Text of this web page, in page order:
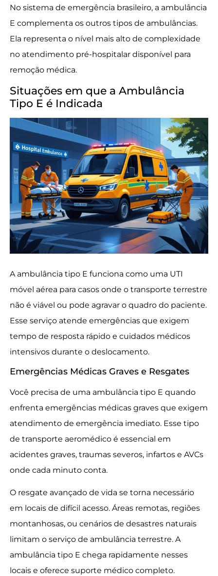
No sistema de emergência brasileiro, a ambulância
E complementa os outros tipos de ambulâncias.
Ela representa o nível mais alto de complexidade
no atendimento pré-hospitalar disponível para
remoção médica.
Situações em que a Ambulância
Tipo E é Indicada
A ambulância tipo E funciona como uma UTI
móvel aérea para casos onde o transporte terrestre
não é viável ou pode agravar o quadro do paciente.
Esse serviço atende emergências que exigem
tempo de resposta rápido e cuidados médicos
intensivos durante o deslocamento.
Emergências Médicas Graves e Resgates
Você precisa de uma ambulância tipo E quando
enfrenta emergências médicas graves que exigem
atendimento de emergência imediato. Esse tipo
de transporte aeromédico é essencial em
acidentes graves, traumas severos, infartos e AVCs
onde cada minuto conta.
O resgate avançado de vida se torna necessário
em locais de difícil acesso. Áreas remotas, regiões
montanhosas, ou cenários de desastres naturais
limitam o serviço de ambulância terrestre. A
ambulância tipo E chega rapidamente nesses
locais e oferece suporte médico completo.